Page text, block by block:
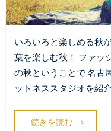
いろいろと楽しめる秋
葉を楽しむ秋！ ファッ
の秋ということで 名古
ットネススタジオを紹
続きを読む